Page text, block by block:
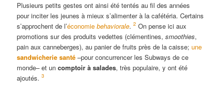
Plusieurs petits gestes ont ainsi été tentés au fil des années
pour inciter les jeunes à mieux s’alimenter à la cafétéria. Certains
s’approchent de l’économiebehaviorale.2 On pense ici aux
promotions sur des produits vedettes (clémentines,smoothies,
pain aux canneberges), au panier de fruits près de la caisse;une
sandwicherie santé –pour concurrencer les Subways de ce
monde– et uncomptoir à salades, très populaire, y ont été
ajoutés.3